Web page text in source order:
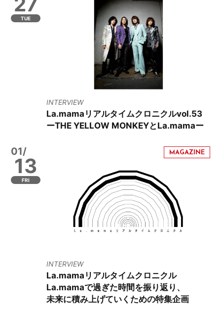
TUE
INTERVIEW
La.mamaリアルタイムクロニクルvol.53
ーTHE YELLOW MONKEYとLa.mamaー
01/
13
FRI
INTERVIEW
La.mamaリアルタイムクロニクル
La.mamaで過ぎた時間を振り返り、
未来に積み上げていくための特集企画